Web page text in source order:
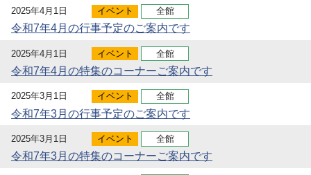
2025年4月1日 イベント 全館
令和7年4月の行事予定のご案内です
2025年4月1日 イベント 全館
令和7年4月の特集のコーナーご案内です
2025年3月1日 イベント 全館
令和7年3月の行事予定のご案内です
2025年3月1日 イベント 全館
令和7年3月の特集のコーナーご案内です